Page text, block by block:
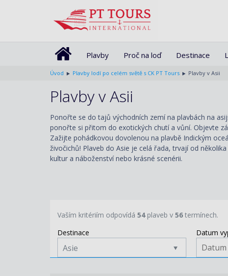
Plavby Proč na loď Destinace
Úvod Plavby lodí po celém světě s CK PT Tours Plavby v Asii
Plavby v Asii
Ponořte se do tajů východních zemí na plavbách na
ponořte si přitom do exotických chutí a vůní. Objevte
Zažijte pohádkovou dovolenou na plavbě Indickým
živočichů! Plaveb do Asie je celá řada, trvají od
kultur a náboženství nebo krásné scenérii.
Vaším kritériím odpovídá 54 plaveb v 56 termínech.
Destinace
Asie
Datum